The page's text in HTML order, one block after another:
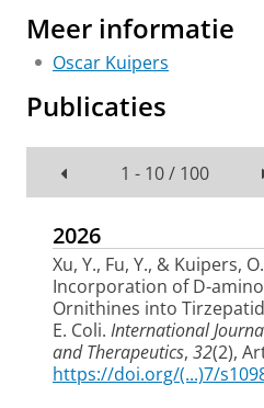
Meer informatie
Oscar Kuipers
Publicaties
1 - 10 / 100
2026
Xu, Y., Fu, Y., & Kuipers,
Incorporation of D-
Ornithines into
E. Coli. International
and Therapeutics, 32(2),
https://doi.org/(...)7/